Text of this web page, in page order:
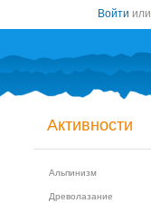
Войти или
Активности
Альпинизм
Древолазание